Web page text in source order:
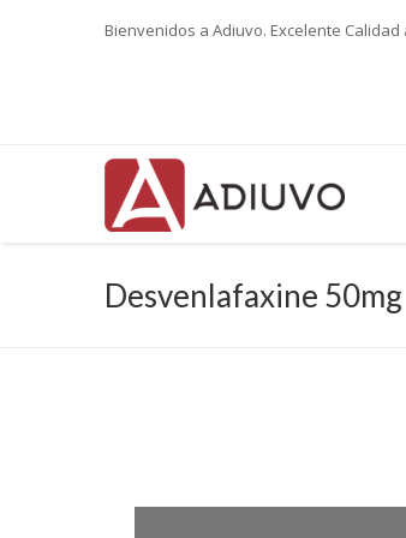
Bienvenidos a Adiuvo. Excelente Calidad
Desvenlafaxine 50mg